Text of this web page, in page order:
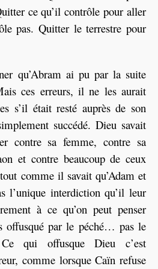
ce qu’il contrôle pour aller
pas. Quitter le terrestre pour
qu’Abram ai pu par la suite
ces erreurs, il ne les aurait
s’il était resté auprès de son
succédé. Dieu savait
contre sa femme, contre sa
et contre beaucoup de ceux
comme il savait qu’Adam et
l’unique interdiction qu’il leur
à ce qu’on peut penser
offusqué par le péché… pas le
qui offusque Dieu c’est
comme lorsque Caïn refuse